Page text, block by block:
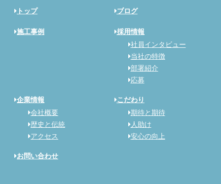
トップ ブログ
施工事例
採用情報
社員インタビュー
当社の特徴
部署紹介
応募
企業情報
会社概要
歴史と伝統
アクセス
こだわり
期待と期待
人助け
安心の向上
お問い合わせ